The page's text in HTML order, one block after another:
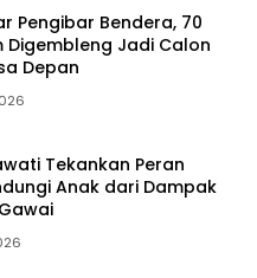
Pengibar Bendera, 70
Digembleng Jadi Calon
Depan
Tekankan Peran
Anak dari Dampak